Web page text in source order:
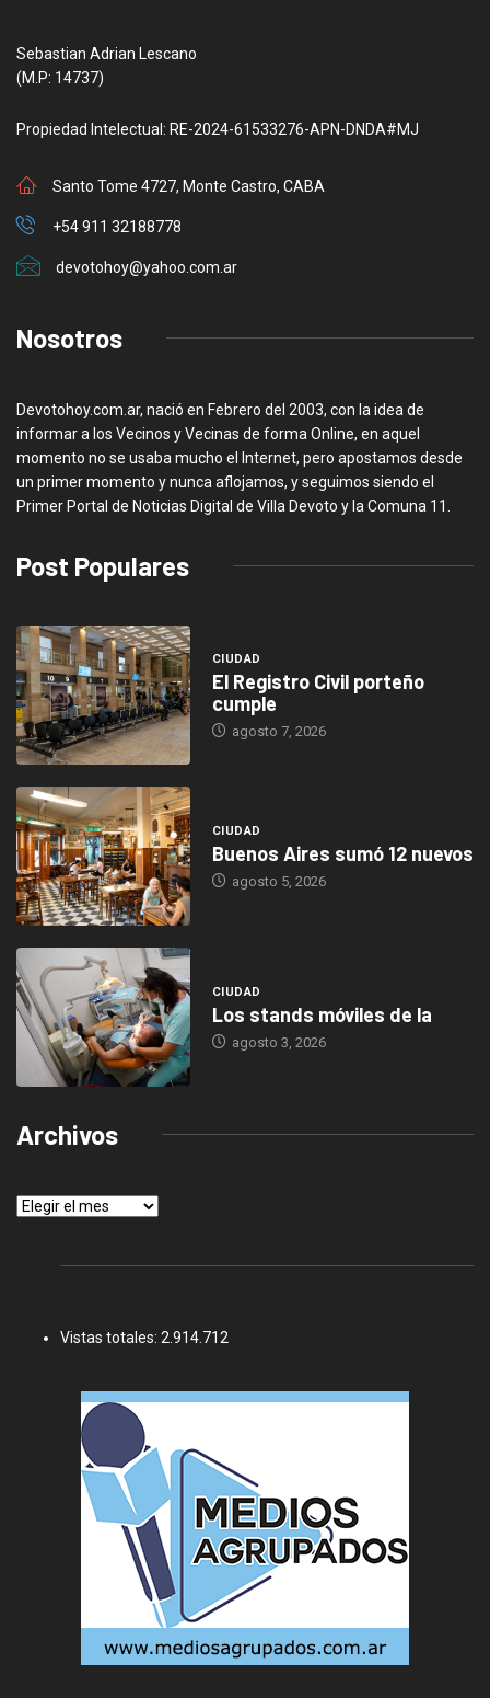
Sebastian Adrian Lescano
(M.P: 14737)
Propiedad Intelectual: RE-2024-61533276-APN-DNDA#MJ
Santo Tome 4727, Monte Castro, CABA
+54 911 32188778
devotohoy@yahoo.com.ar
Nosotros
Devotohoy.com.ar, nació en Febrero del 2003, con la idea de
informar a los Vecinos y Vecinas de forma Online, en aquel
momento no se usaba mucho el Internet, pero apostamos desde
un primer momento y nunca aflojamos, y seguimos siendo el
Primer Portal de Noticias Digital de Villa Devoto y la Comuna 11.
Post Populares
CIUDAD
El Registro Civil porteño
cumple
agosto 7, 2026
CIUDAD
Buenos Aires sumó 12 nuevos
agosto 5, 2026
CIUDAD
Los stands móviles de la
agosto 3, 2026
Archivos
Archivos
Vistas totales: 2.914.712